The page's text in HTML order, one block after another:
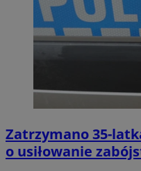
Zatrzymano 35-
o usiłowanie